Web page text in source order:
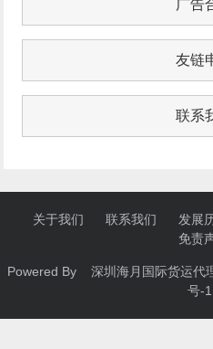
广告
友链
联系
关于我们 联系我们 发展
免责
Powered By 深圳海月国际货运
号-1